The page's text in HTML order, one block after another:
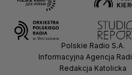
Polskie Radio S.A.
Informacyjna Agencja
Redakcja Katolicka